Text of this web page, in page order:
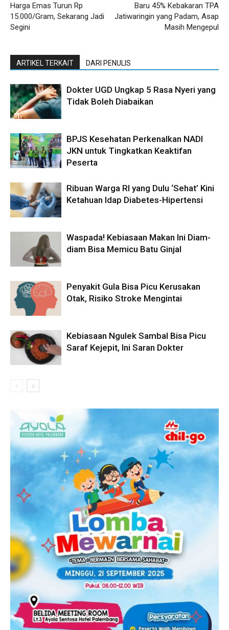
Harga Emas Turun Rp
15.000/Gram, Sekarang Jadi
Segini
Baru 45% Kebakaran TPA
Jatiwaringin yang Padam, Asap
Masih Mengepul
ARTIKEL TERKAIT DARI PENULIS
Dokter UGD Ungkap 5 Rasa Nyeri yang
Tidak Boleh Diabaikan
BPJS Kesehatan Perkenalkan NADI
JKN untuk Tingkatkan Keaktifan
Peserta
Ribuan Warga RI yang Dulu ‘Sehat’ Kini
Ketahuan Idap Diabetes-Hipertensi
Waspada! Kebiasaan Makan Ini Diam-
diam Bisa Memicu Batu Ginjal
Penyakit Gula Bisa Picu Kerusakan
Otak, Risiko Stroke Mengintai
Kebiasaan Ngulek Sambal Bisa Picu
Saraf Kejepit, Ini Saran Dokter